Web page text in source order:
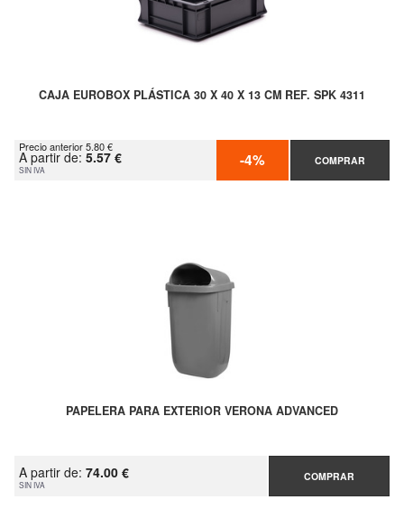
CAJA EUROBOX PLÁSTICA 30 X 40 X 13 CM REF. SPK 4311
Precio anterior 5.80 €
A partir de: 5.57 €
SIN IVA -4% COMPRAR
PAPELERA PARA EXTERIOR VERONA ADVANCED
A partir de: 74.00 €
SIN IVA
COMPRAR